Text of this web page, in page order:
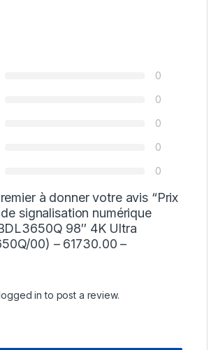
0
0
0
0
0
à donner votre avis “Prix
signalisation numérique
98″ 4K Ultra
00) – 61730.00 –
in to post a review.